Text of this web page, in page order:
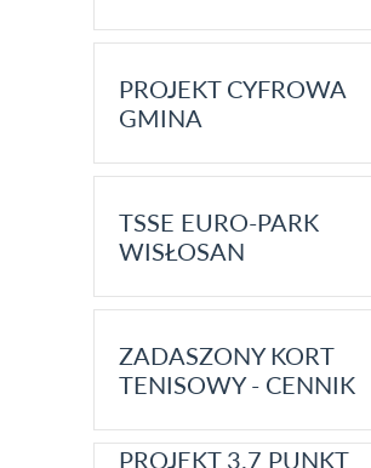
PROJEKT CYFROWA
GMINA
TSSE EURO-PARK
WISŁOSAN
ZADASZONY KORT
TENISOWY - CENNIK
PROJEKT 3.7 PUNKT